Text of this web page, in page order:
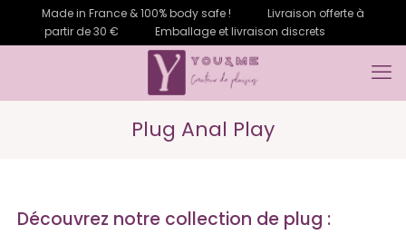
Made in France & 100% body safe !
Livraison offerte à
partir de 30 €
Emballage et livraison discrets
Plug Anal Play
Découvrez notre collection de plug :